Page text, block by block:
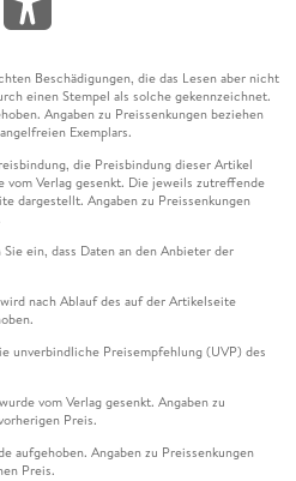
Beschädigungen, die das Lesen aber nicht
einen Stempel als solche gekennzeichnet.
Angaben zu Preissenkungen beziehen
Exemplars.
die Preisbindung dieser Artikel
vom Verlag gesenkt. Die jeweils zutreffende
dargestellt. Angaben zu Preissenkungen
ein, dass Daten an den Anbieter der
nach Ablauf des auf der Artikelseite
unverbindliche Preisempfehlung (UVP) des
vom Verlag gesenkt. Angaben zu
Preis.
aufgehoben. Angaben zu Preissenkungen
Preis.